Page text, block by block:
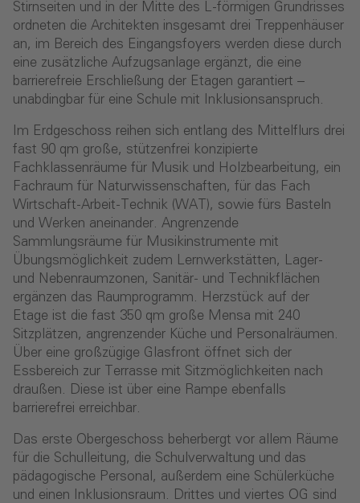
Stirnseiten und in der Mitte des L-förmigen Grundrisses
ordneten die Architekten insgesamt drei Treppenhäuser
an, im Bereich des Eingangsfoyers werden diese durch
eine zusätzliche Aufzugsanlage ergänzt, die eine
barrierefreie Erschließung der Etagen garantiert –
unabdingbar für eine Schule mit Inklusionsanspruch.
Im Erdgeschoss reihen sich entlang des Mittelflurs drei
fast 90 qm große, stützenfrei konzipierte
Fachklassenräume für Musik und Holzbearbeitung, ein
Fachraum für Naturwissenschaften, für das Fach
Wirtschaft-Arbeit-Technik (WAT), sowie fürs Basteln
und Werken aneinander. Angrenzende
Sammlungsräume für Musikinstrumente mit
Übungsmöglichkeit zudem Lernwerkstätten, Lager-
und Nebenraumzonen, Sanitär- und Technikflächen
ergänzen das Raumprogramm. Herzstück auf der
Etage ist die fast 350 qm große Mensa mit 240
Sitzplätzen, angrenzender Küche und Personalräumen.
Über eine großzügige Glasfront öffnet sich der
Essbereich zur Terrasse mit Sitzmöglichkeiten nach
draußen. Diese ist über eine Rampe ebenfalls
barrierefrei erreichbar.
Das erste Obergeschoss beherbergt vor allem Räume
für die Schulleitung, die Schulverwaltung und das
pädagogische Personal, außerdem eine Schülerküche
und einen Inklusionsraum. Drittes und viertes OG sind